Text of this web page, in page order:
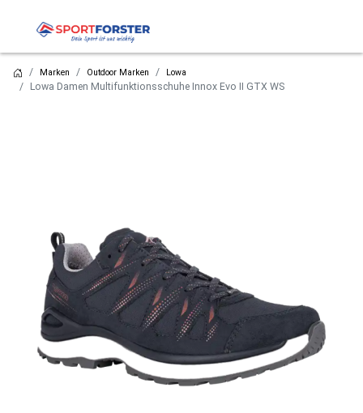
Marken Outdoor Marken Lowa
Lowa Damen Multifunktionsschuhe Innox Evo II GTX WS